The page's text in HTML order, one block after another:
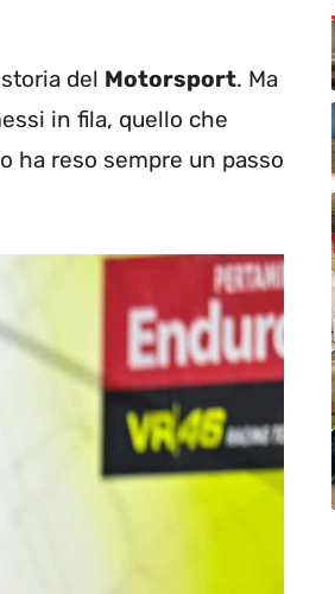
del Motorsport. Ma
in fila, quello che
ha reso sempre un passo